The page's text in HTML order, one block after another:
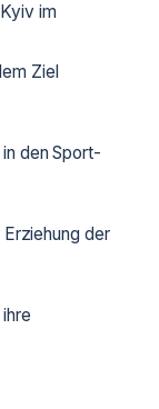
im
Ziel
den Sport-
der